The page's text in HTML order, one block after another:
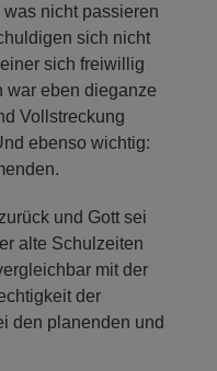
nicht passieren
sich nicht
sich freiwillig
war eben dieganze
Vollstreckung
ebenso wichtig:
und Gott sei
alte Schulzeiten
mit der
der
den planenden und